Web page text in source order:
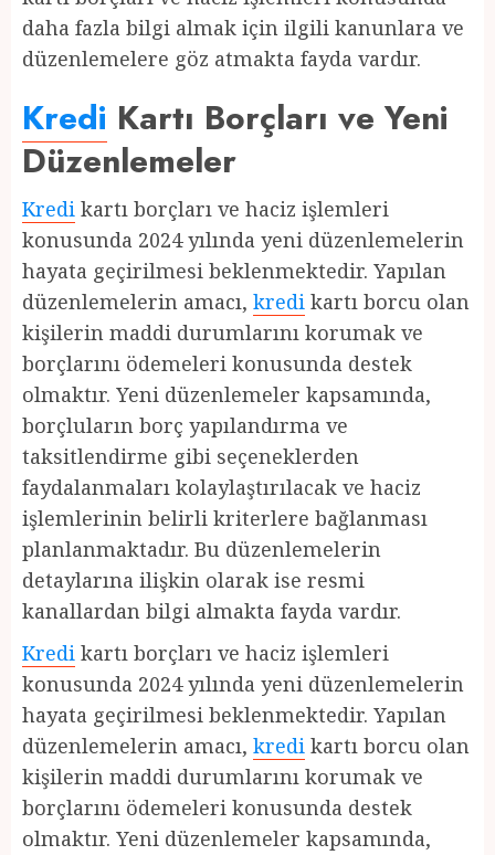
daha fazla bilgi almak için ilgili kanunlara ve
düzenlemelere göz atmakta fayda vardır.
Kredi Kartı Borçları ve Yeni
Düzenlemeler
Kredi kartı borçları ve haciz işlemleri
konusunda 2024 yılında yeni düzenlemelerin
hayata geçirilmesi beklenmektedir. Yapılan
düzenlemelerin amacı, kredi kartı borcu olan
kişilerin maddi durumlarını korumak ve
borçlarını ödemeleri konusunda destek
olmaktır. Yeni düzenlemeler kapsamında,
borçluların borç yapılandırma ve
taksitlendirme gibi seçeneklerden
faydalanmaları kolaylaştırılacak ve haciz
işlemlerinin belirli kriterlere bağlanması
planlanmaktadır. Bu düzenlemelerin
detaylarına ilişkin olarak ise resmi
kanallardan bilgi almakta fayda vardır.
Kredi kartı borçları ve haciz işlemleri
konusunda 2024 yılında yeni düzenlemelerin
hayata geçirilmesi beklenmektedir. Yapılan
düzenlemelerin amacı, kredi kartı borcu olan
kişilerin maddi durumlarını korumak ve
borçlarını ödemeleri konusunda destek
olmaktır. Yeni düzenlemeler kapsamında,